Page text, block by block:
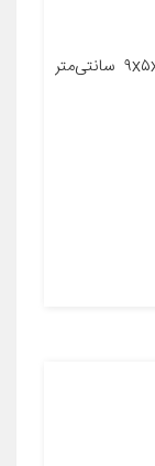
معرفی محصول جزئیات محصول ابعاد ۹x۵x۵ سانتی‌متر